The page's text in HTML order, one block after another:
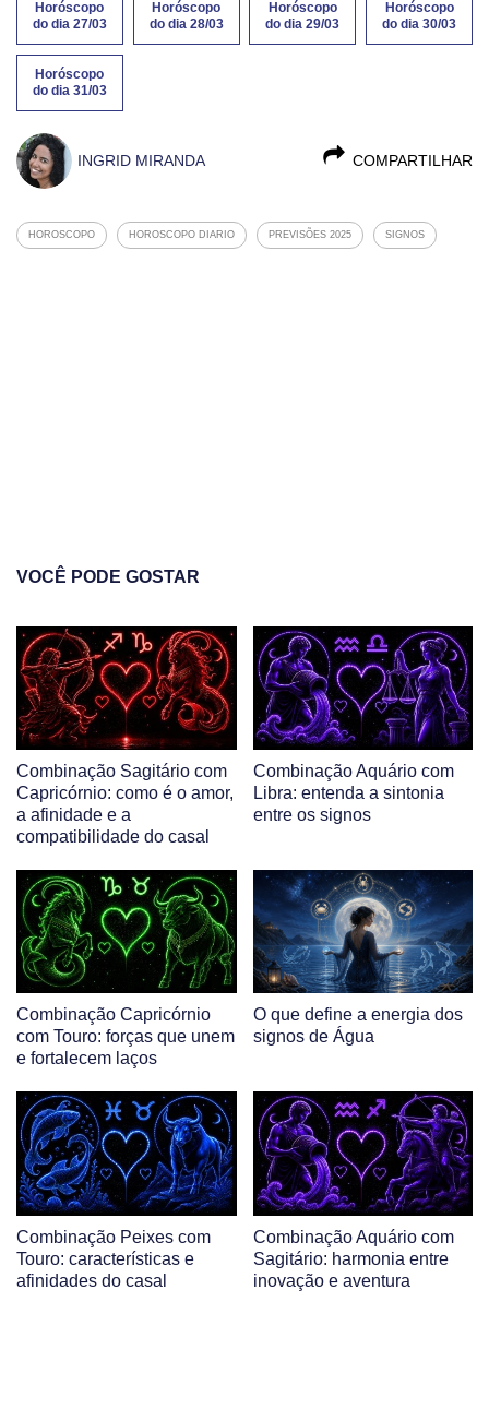
Horóscopo
do dia 27/03
Horóscopo
do dia 28/03
Horóscopo
do dia 29/03
Horóscopo
do dia 30/03
Horóscopo
do dia 31/03
COMPARTILHAR
INGRID MIRANDA
HOROSCOPO HOROSCOPO DIARIO PREVISÕES 2025 SIGNOS
VOCÊ PODE GOSTAR
Combinação Sagitário com
Capricórnio: como é o amor,
a afinidade e a
compatibilidade do casal
Combinação Aquário com
Libra: entenda a sintonia
entre os signos
Combinação Capricórnio
com Touro: forças que unem
e fortalecem laços
O que define a energia dos
signos de Água
Combinação Peixes com
Touro: características e
afinidades do casal
Combinação Aquário com
Sagitário: harmonia entre
inovação e aventura